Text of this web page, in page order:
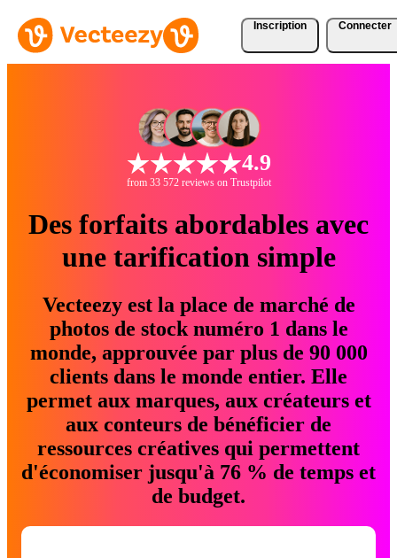
Inscription Connecter
4.9
from 33 572 reviews on Trustpilot
Des forfaits abordables avec
une tarification simple
Vecteezy est la place de marché de
photos de stock numéro 1 dans le
monde, approuvée par plus de 90 000
clients dans le monde entier. Elle
permet aux marques, aux créateurs et
aux conteurs de bénéficier de
ressources créatives qui permettent
d'économiser jusqu'à 76 % de temps et
de budget.